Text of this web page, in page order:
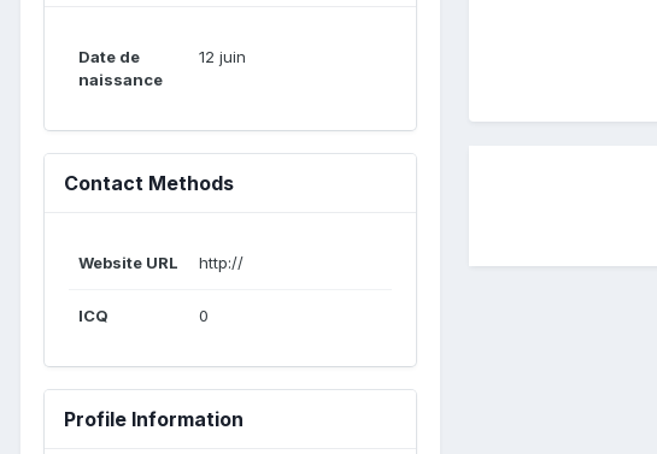
Date de
naissance
12 juin
Contact Methods
Website URL http://
ICQ 0
Profile Information